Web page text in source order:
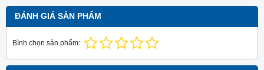
ĐÁNH GIÁ SẢN PHẨM
Bình chọn sản phẩm: